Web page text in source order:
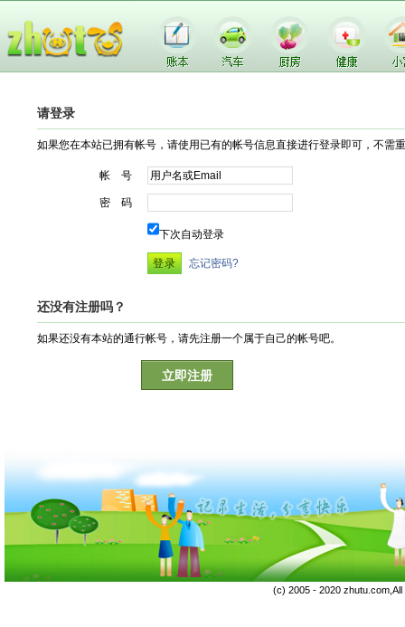
请登录
如果您在本站已拥有帐号，请使用已有的帐号信息直接进行登录即可，不需
帐 号
密 码
下次自动登录
忘记密码?
还没有注册吗？
如果还没有本站的通行帐号，请先注册一个属于自己的帐号吧。
立即注册
(c) 2005 - 2020